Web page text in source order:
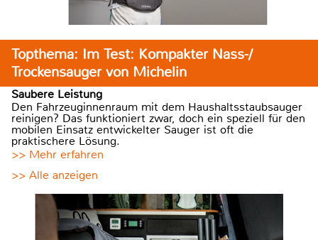
Topthema: Im Test: Kompakter Nass-/
Trockensauger von Michelin
Saubere Leistung
Den Fahrzeuginnenraum mit dem Haushaltsstaubsauger
reinigen? Das funktioniert zwar, doch ein speziell für den
mobilen Einsatz entwickelter Sauger ist oft die
praktischere Lösung.
>> Mehr erfahren
>> Alle anzeigen